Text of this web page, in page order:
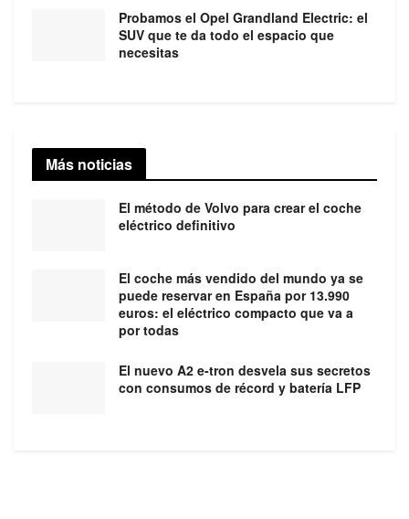
Probamos el Opel Grandland Electric: el
SUV que te da todo el espacio que
necesitas
Más noticias
El método de Volvo para crear el coche
eléctrico definitivo
El coche más vendido del mundo ya se
puede reservar en España por 13.990
euros: el eléctrico compacto que va a
por todas
El nuevo A2 e-tron desvela sus secretos
con consumos de récord y batería LFP